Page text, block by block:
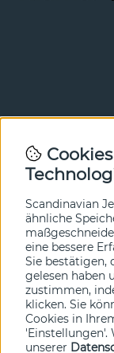
Newsletter
In unserem
hier an.
Scandinavian
ähnliche
eine bessere
Sie bestätigen,
gelesen haben
zustimmen,
klicken. Sie
Cookies in
'Einstellungen'.
unserer